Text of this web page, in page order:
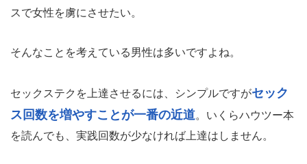
スで女性を虜にさせたい。
そんなことを考えている男性は多いですよね。
セックステクを上達させるには、シンプルですがセック
ス回数を増やすことが一番の近道。いくらハウツー本
を読んでも、実践回数が少なければ上達はしません。